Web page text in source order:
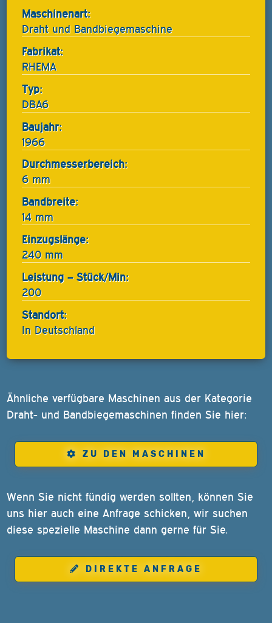
Maschinenart:
Draht und Bandbiegemaschine
Fabrikat:
RHEMA
Typ:
DBA6
Baujahr:
1966
Durchmesserbereich:
6 mm
Bandbreite:
14 mm
Einzugslänge:
240 mm
Leistung – Stück/Min:
200
Standort:
In Deutschland
Ähnliche verfügbare Maschinen aus der Kategorie
Draht- und Bandbiegemaschinen finden Sie hier:
ZU DEN MASCHINEN
Wenn Sie nicht fündig werden sollten, können Sie
uns hier auch eine Anfrage schicken, wir suchen
diese spezielle Maschine dann gerne für Sie.
DIREKTE ANFRAGE